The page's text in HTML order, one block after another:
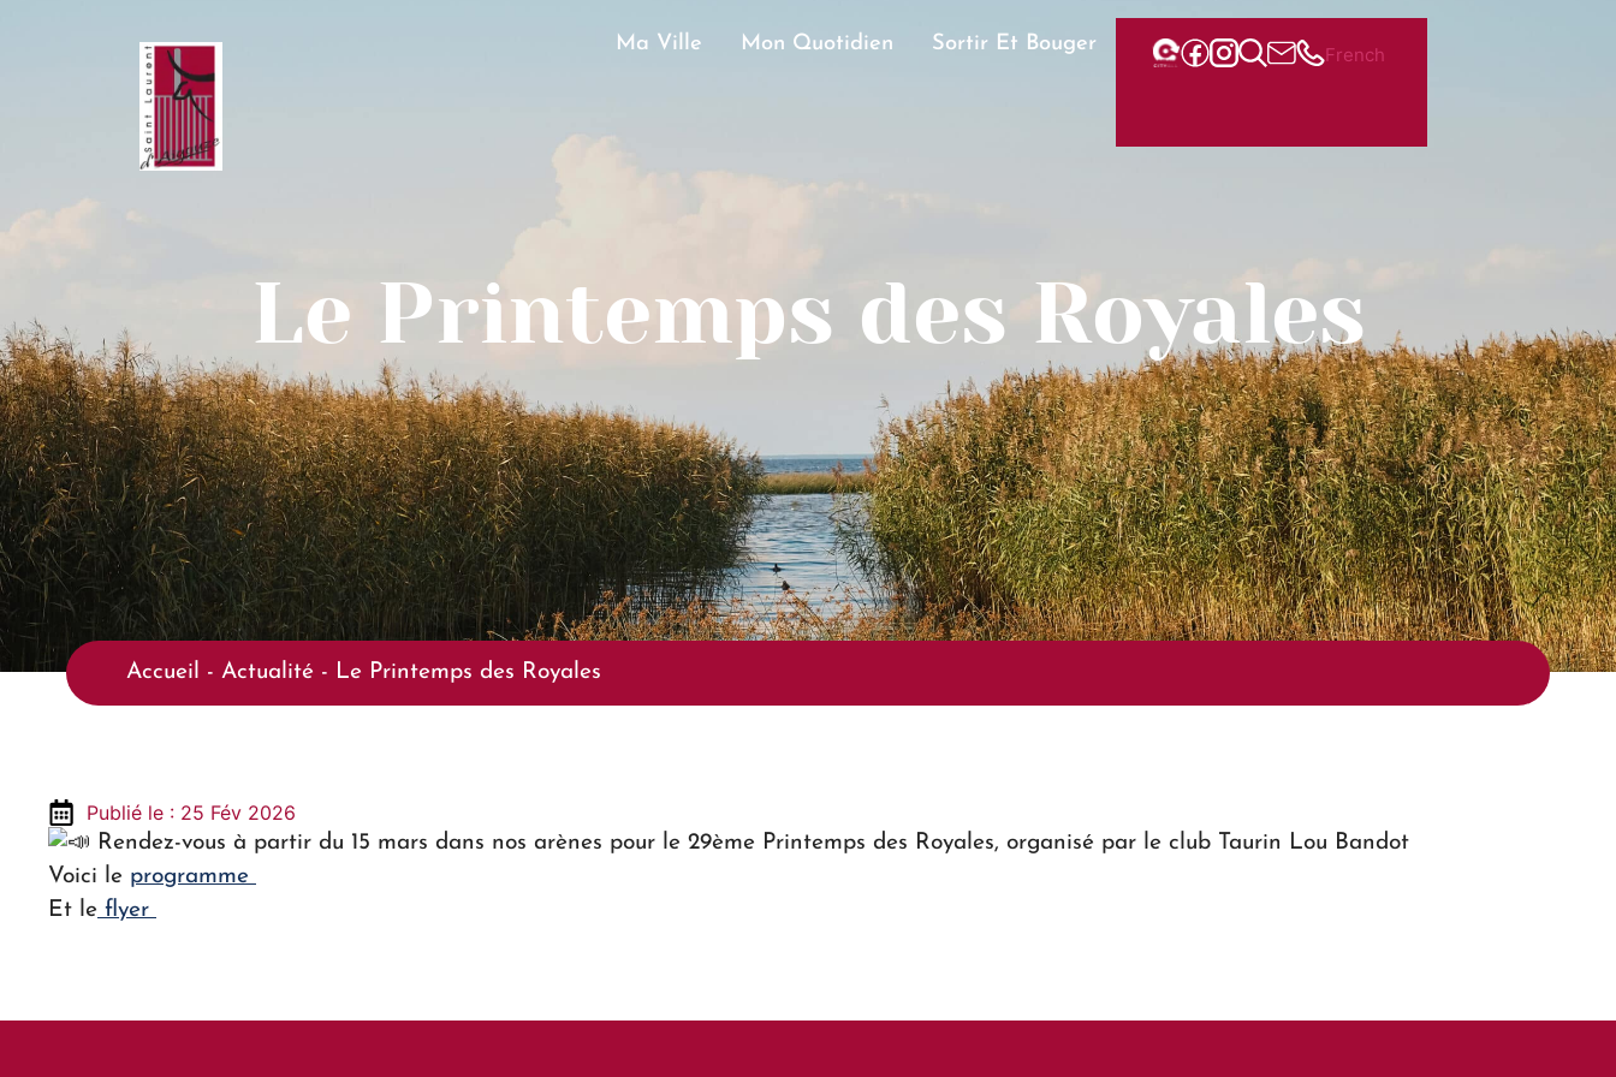
Ma Ville Mon Quotidien Sortir Et Bouger French
Le Printemps des Royales
Accueil - Actualité - Le Printemps des Royales
Publié le : 25 Fév 2026
Rendez-vous à partir du 15 mars dans nos arènes pour le 29ème Printemps des Royales, organisé par le club Taurin Lou Bandot
Voici le programme
Et le flyer